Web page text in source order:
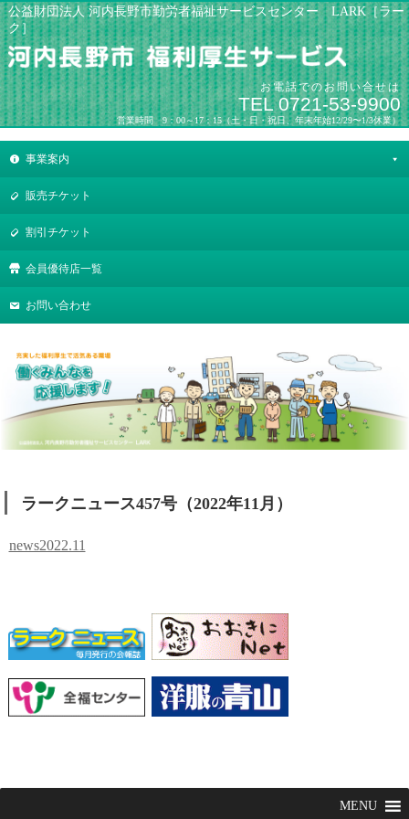
公益財団法人 河内長野市勤労者福祉サービスセンター LARK［ラー
ク］
お電話でのお問い合せは
TEL 0721-53-9900
営業時間 9：00～17：15（土・日・祝日、年末年始12/29〜1/3休業）
事業案内
販売チケット
割引チケット
会員優待店一覧
お問い合わせ
ラークニュース457号（2022年11月）
news2022.11
MENU